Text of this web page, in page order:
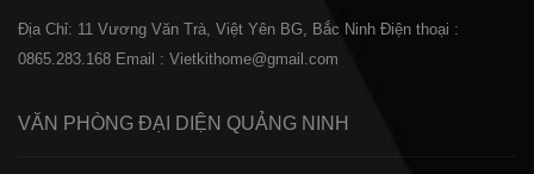
Địa Chỉ: 11 Vương Văn Trà, Việt Yên BG, Bắc Ninh Điện thoại :
0865.283.168 Email : Vietkithome@gmail.com
VĂN PHÒNG ĐẠI DIỆN QUẢNG NINH